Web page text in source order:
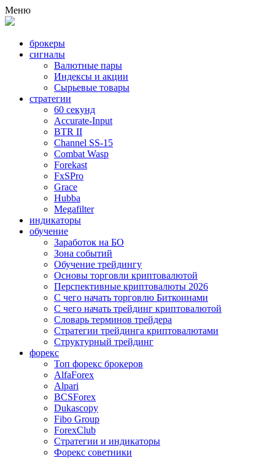
Меню
брокеры
сигналы
Валютные пары
Индексы и акции
Сырьевые товары
стратегии
60 секунд
Accurate-Input
BTR II
Channel SS-15
Combat Wasp
Forekast
FxSPro
Grace
Hubba
Megafilter
индикаторы
обучение
Заработок на БО
Зона событий
Обучение трейдингу
Основы торговли криптовалютой
Перспективные криптовалюты 2026
С чего начать торговлю Биткоинами
С чего начать трейдинг криптовалютой
Словарь терминов трейдера
Стратегии трейдинга криптовалютами
Структурный трейдинг
форекс
Топ форекс брокеров
AlfaForex
Alpari
BСSForex
Dukascopy
Fibo Group
ForexClub
Стратегии и индикаторы
Форекс советники